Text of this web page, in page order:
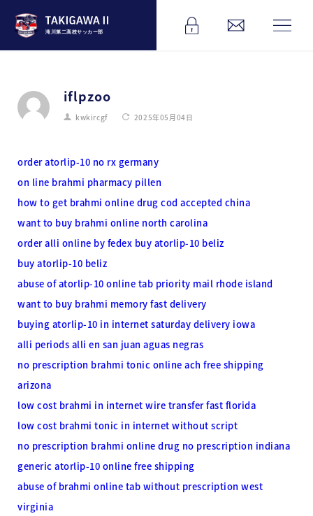
滝川第二高校サッカー部
iflpzoo
kwkircgf 2025年05月04日
order atorlip-10 no rx germany
on line brahmi pharmacy pillen
how to get brahmi online drug cod accepted china
want to buy brahmi online north carolina
order alli online by fedex buy atorlip-10 beliz
buy atorlip-10 beliz
abuse of atorlip-10 online tab priority mail rhode island
want to buy brahmi memory fast delivery
buying atorlip-10 in internet saturday delivery iowa
alli periods alli en san juan aguas negras
no prescription brahmi tonic online ach free shipping
arizona
low cost brahmi in internet wire transfer fast florida
low cost brahmi tonic in internet without script
no prescription brahmi online drug no prescription indiana
generic atorlip-10 online free shipping
abuse of brahmi online tab without prescription west
virginia